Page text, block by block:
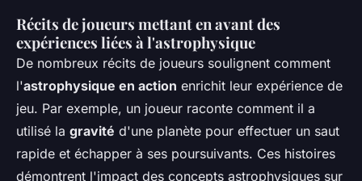
Récits de joueurs mettant en avant des
expériences liées à l'astrophysique
De nombreux récits de joueurs soulignent comment
l'astrophysique en action enrichit leur expérience de
jeu. Par exemple, un joueur raconte comment il a
utilisé la gravité d'une planète pour effectuer un saut
rapide et échapper à ses poursuivants. Ces histoires
démontrent l'impact des concepts astrophysiques sur